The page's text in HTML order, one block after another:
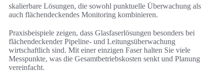
skalierbare Lösungen, die sowohl punktuelle Überwachung als
auch flächendeckendes Monitoring kombinieren.
Praxisbeispiele zeigen, dass Glasfaserlösungen besonders bei
flächendeckender Pipeline- und Leitungsüberwachung
wirtschaftlich sind. Mit einer einzigen Faser halten Sie viele
Messpunkte, was die Gesamtbetriebskosten senkt und Planung
vereinfacht.